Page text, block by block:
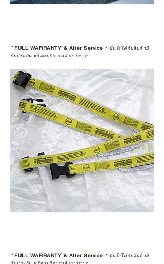
*FULL WARRANTY & After Service * มั่นใจได้กับสินค้ามี
รับประกัน พร้อมบริการหลังการขาย
*FULL WARRANTY & After Service * มั่นใจได้กับสินค้ามี